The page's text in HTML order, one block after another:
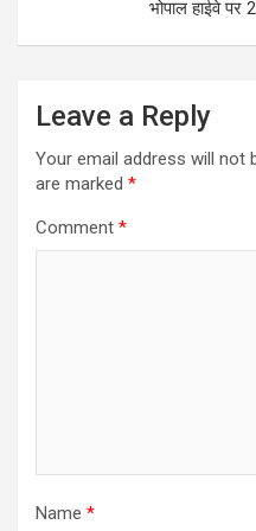
भोपाल हाईवे पर
Leave a Reply
Your email address will not
are marked *
Comment *
Name *